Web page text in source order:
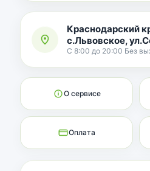
Краснодарский
с.Львовское,
С 8:00 до 20:00 Без
О сервисе
Оплата